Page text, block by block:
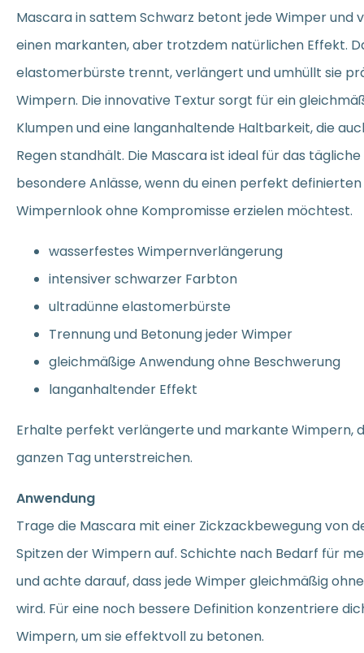
Mascara in sattem Schwarz betont jede Wimper und
einen markanten, aber trotzdem natürlichen Effekt.
elastomerbürste trennt, verlängert und umhüllt sie
Wimpern. Die innovative Textur sorgt für ein
Klumpen und eine langanhaltende Haltbarkeit, die
Regen standhält. Die Mascara ist ideal für das
besondere Anlässe, wenn du einen perfekt
Wimpernlook ohne Kompromisse erzielen möchtest.
wasserfestes Wimpernverlängerung
intensiver schwarzer Farbton
ultradünne elastomerbürste
Trennung und Betonung jeder Wimper
gleichmäßige Anwendung ohne Beschwerung
langanhaltender Effekt
Erhalte perfekt verlängerte und markante Wimpern,
ganzen Tag unterstreichen.
Anwendung
Trage die Mascara mit einer Zickzackbewegung von
Spitzen der Wimpern auf. Schichte nach Bedarf für
und achte darauf, dass jede Wimper gleichmäßig
wird. Für eine noch bessere Definition konzentriere
Wimpern, um sie effektvoll zu betonen.